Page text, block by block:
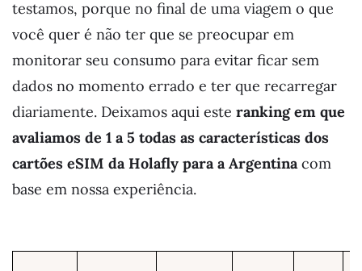
testamos, porque no final de uma viagem o que
você quer é não ter que se preocupar em
monitorar seu consumo para evitar ficar sem
dados no momento errado e ter que recarregar
diariamente. Deixamos aqui este ranking em que
avaliamos de 1 a 5 todas as características dos
cartões eSIM da Holafly para a Argentinacom
base em nossa experiência.